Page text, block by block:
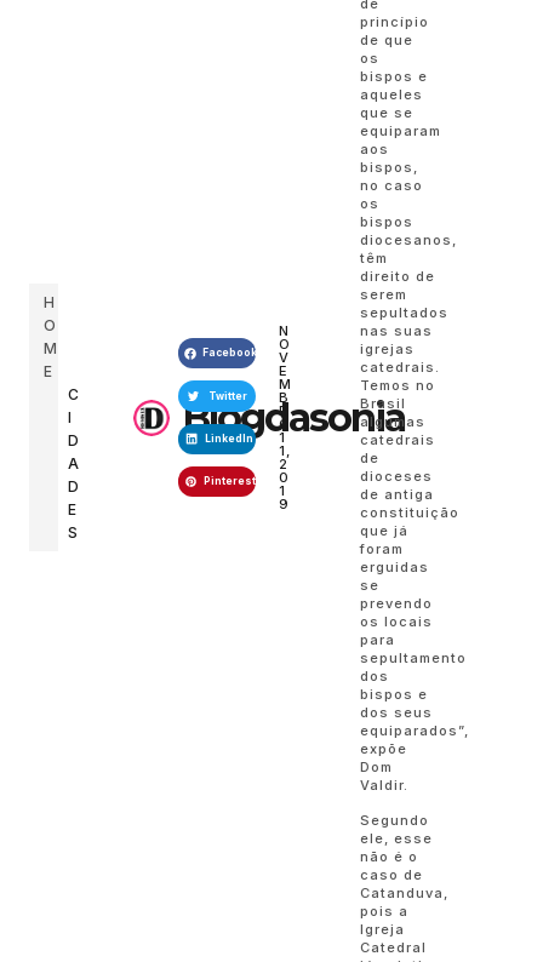
H
O
M
E
C
I
D
A
D
E
S
Blogdasonia
Facebook
Twitter
LinkedIn
Pinterest
N
O
V
E
M
B
R
O
1
1,
2
0
1
9
de
princípio
de que
os
bispos e
aqueles
que se
equiparam
aos
bispos,
no caso
os
bispos
diocesanos,
têm
direito de
serem
sepultados
nas suas
igrejas
catedrais.
Temos no
Brasil
algumas
catedrais
de
dioceses
de antiga
constituição
que já
foram
erguidas
se
prevendo
os locais
para
sepultamento
dos
bispos e
dos seus
equiparados”,
expõe
Dom
Valdir.
Segundo
ele, esse
não é o
caso de
Catanduva,
pois a
Igreja
Catedral